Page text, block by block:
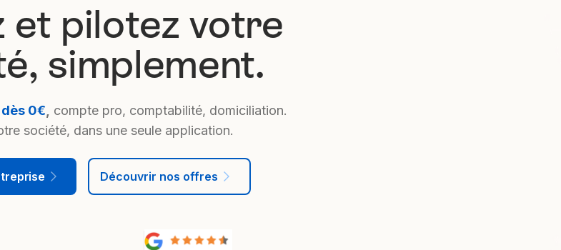
et pilotez votre
simplement.
dès 0€
compte pro, comptabilité, domiciliation.
société, dans une seule application.
Découvrir nos offres